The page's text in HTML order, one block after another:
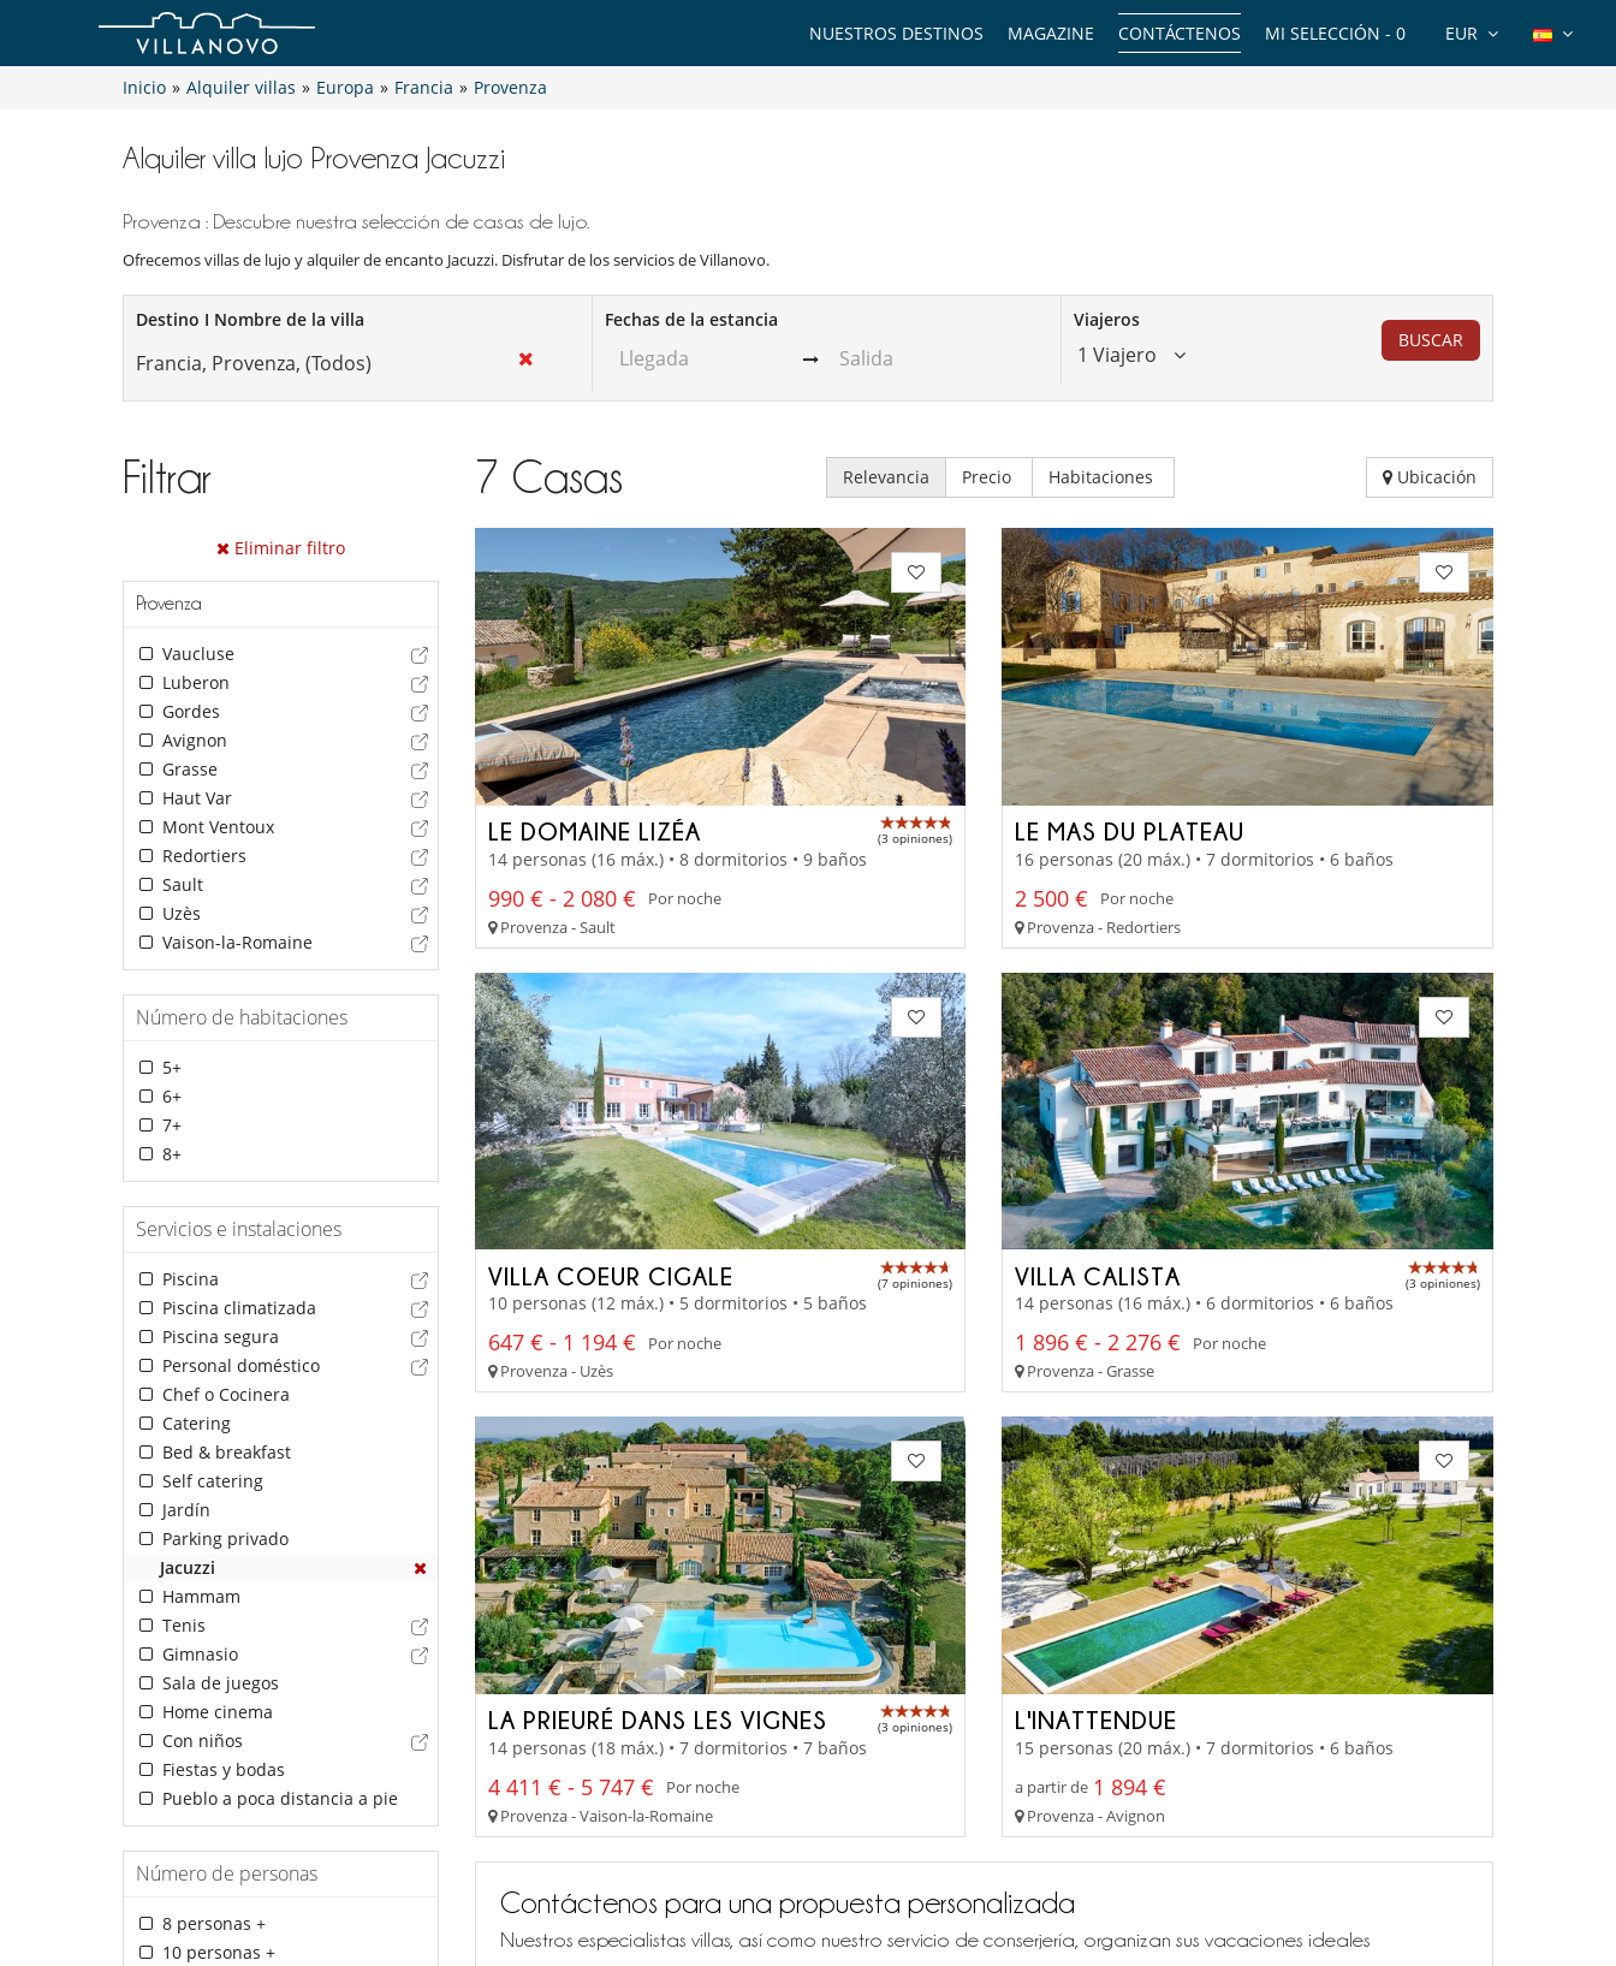
EUR
MI SELECCIÓN - 0
CONTÁCTENOS
MAGAZINE
NUESTROS DESTINOS
Inicio » Alquiler villas » Europa » Francia » Provenza
Alquiler villa lujo Provenza Jacuzzi
Provenza : Descubre nuestra selección de casas de lujo.
Ofrecemos villas de lujo y alquiler de encanto Jacuzzi. Disfrutar de los servicios de Villanovo.
Destino I Nombre de la villa Fechas de la estancia Viajeros
1 Viajero
BUSCAR
Filtrar
Eliminar filtro
Provenza
Vaucluse
Luberon
Gordes
Avignon
Grasse
Haut Var
Mont Ventoux
Redortiers
Sault
Uzès
Vaison-la-Romaine
Número de habitaciones
5+
6+
7+
8+
Servicios e instalaciones
Piscina
Piscina climatizada
Piscina segura
Personal doméstico
Chef o Cocinera
Catering
Bed & breakfast
Self catering
Jardín
Parking privado
Jacuzzi
Hammam
Tenis
Gimnasio
Sala de juegos
Home cinema
Con niños
Fiestas y bodas
Pueblo a poca distancia a pie
Número de personas
8 personas +
10 personas +
7 Casas Relevancia Precio Habitaciones Ubicación
LE DOMAINE LIZÉA (3 opiniones)
14 personas (16 máx.) • 8 dormitorios • 9 baños
990 € - 2 080 €
Por noche
Provenza - Sault
LE MAS DU PLATEAU
16 personas (20 máx.) • 7 dormitorios • 6 baños
2 500 €
Por noche
Provenza - Redortiers
VILLA COEUR CIGALE (7 opiniones)
10 personas (12 máx.) • 5 dormitorios • 5 baños
647 € - 1 194 €
Por noche
Provenza - Uzès
VILLA CALISTA (3 opiniones)
14 personas (16 máx.) • 6 dormitorios • 6 baños
1 896 € - 2 276 €
Por noche
Provenza - Grasse
LA PRIEURÉ DANS LES VIGNES (3 opiniones)
14 personas (18 máx.) • 7 dormitorios • 7 baños
4 411 € - 5 747 €
Por noche
Provenza - Vaison-la-Romaine
L'INATTENDUE
15 personas (20 máx.) • 7 dormitorios • 6 baños
a partir de 1 894 €
Provenza - Avignon
Contáctenos para una propuesta personalizada
Nuestros especialistas villas, así como nuestro servicio de conserjería, organizan sus vacaciones ideales